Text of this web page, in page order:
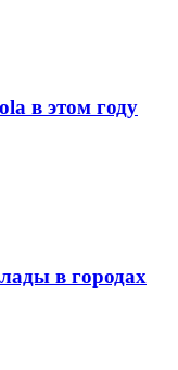
в этом году
в городах